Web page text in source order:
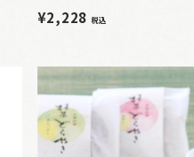
¥2,228 税込